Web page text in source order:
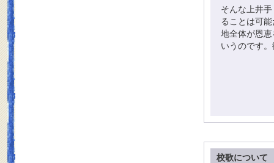
そんな上井
ることは可
地全体が恩
いうのです
校歌について